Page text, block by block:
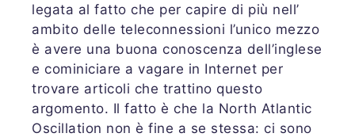
legata al fatto che per capire di più nell’
ambito delle teleconnessioni l’unico mezzo
è avere una buona conoscenza dell’inglese
e cominiciare a vagare in Internet per
trovare articoli che trattino questo
argomento. Il fatto è che la North Atlantic
Oscillation non è fine a se stessa: ci sono